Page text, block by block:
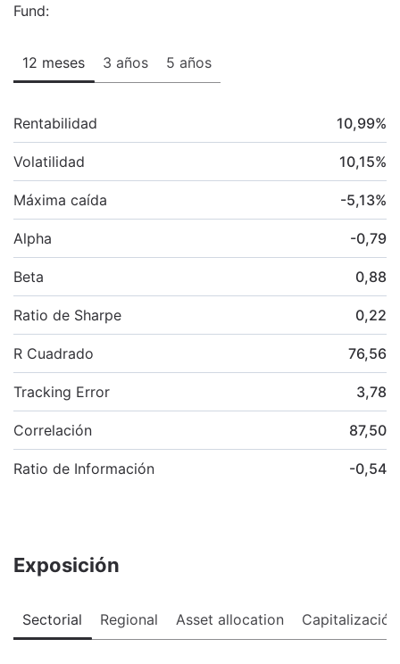
Fund:
12 meses 3 años 5 años
Rentabilidad 10,99%
Volatilidad 10,15%
Máxima caída -5,13%
Alpha -0,79
Beta 0,88
Ratio de Sharpe 0,22
R Cuadrado 76,56
Tracking Error 3,78
Correlación 87,50
Ratio de Información -0,54
Exposición
Sectorial Regional Asset allocation Capitalización